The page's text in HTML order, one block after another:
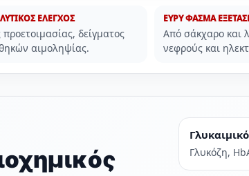
ΕΛΕΓΧΟΣ
δείγματος
αιμοληψίας.
ΕΥΡΥ ΦΑΣΜΑ
Από σάκχαρο και
νεφρούς και
Γλυκόζη,